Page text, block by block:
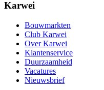
Karwei
Bouwmarkten
Club Karwei
Over Karwei
Klantenservice
Duurzaamheid
Vacatures
Nieuwsbrief